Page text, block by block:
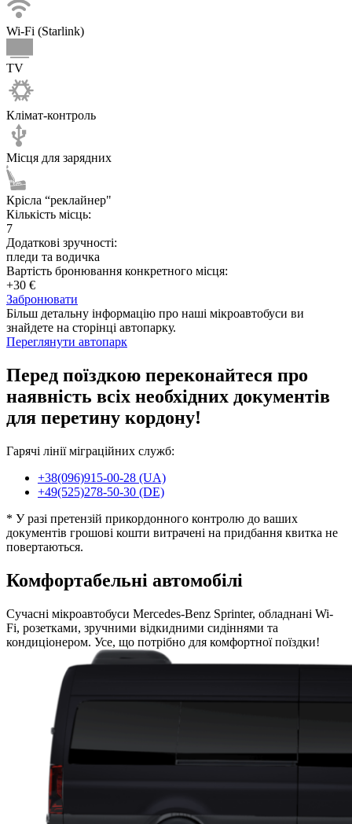
Wi-Fi (Starlink)
TV
Клімат-контроль
Місця для зарядних
Крісла “реклайнер"
Кількість місць:
7
Додаткові зручності:
пледи та водичка
Вартість бронювання конкретного місця:
+30 €
Забронювати
Більш детальну інформацію про наші мікроавтобуси ви
знайдете на сторінці автопарку.
Переглянути автопарк
Перед поїздкою переконайтеся про
наявність всіх необхідних документів
для перетину кордону!
Гарячі лінії міграційних служб:
+38(096)915-00-28 (UA)
+49(525)278-50-30 (DE)
* У разі претензій прикордонного контролю до ваших
документів грошові кошти витрачені на придбання квитка не
повертаються.
Комфортабельні автомобілі
Сучасні мікроавтобуси Mercedes-Benz Sprinter, обладнані Wi-
Fi, розетками, зручними відкидними сидіннями та
кондиціонером. Усе, що потрібно для комфортної поїздки!